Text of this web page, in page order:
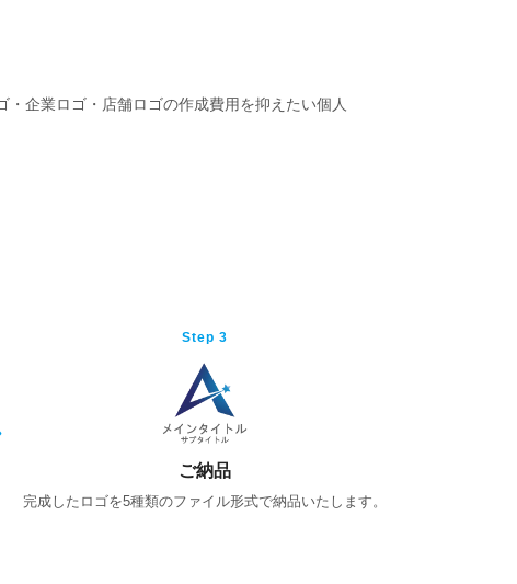
企業ロゴ・店舗ロゴの作成費用を抑えたい個人
Step 3
ご納品
完成したロゴを5種類のファイル形式で納品いたします。